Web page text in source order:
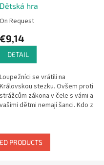
Dětská hra
On Request
€9,14
DETAIL
Loupežníci se vrátili na
Královskou stezku. Ovšem proti
strážcům zákona v čele s vámi a
vašimi dětmi nemají šanci. Kdo z
PRODUCTS